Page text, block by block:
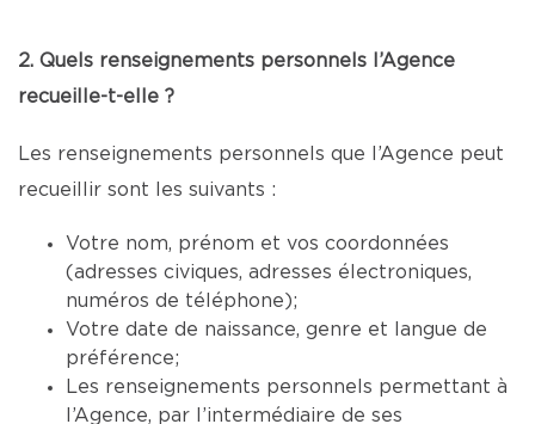
2. Quels renseignements personnels l’Agence
recueille-t-elle ?
Les renseignements personnels que l’Agence peut
recueillir sont les suivants :
Votre nom, prénom et vos coordonnées
(adresses civiques, adresses électroniques,
numéros de téléphone);
Votre date de naissance, genre et langue de
préférence;
Les renseignements personnels permettant à
l’Agence, par l’intermédiaire de ses